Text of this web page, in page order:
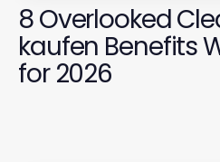
8 Overlooked
kaufen Benefits
for 2026